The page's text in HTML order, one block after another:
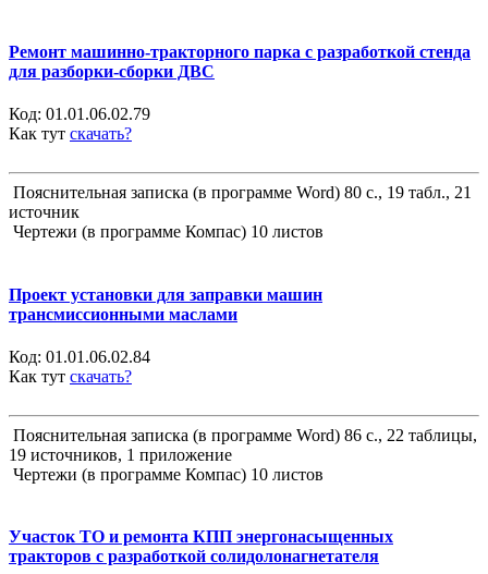
Ремонт машинно-тракторного парка с разработкой стенда
для разборки-сборки ДВС
Код: 01.01.06.02.79
Как тут скачать?
Пояснительная записка (в программе Word) 80 с., 19 табл., 21
источник
Чертежи (в программе Компас) 10 листов
Проект установки для заправки машин
трансмиссионными маслами
Код: 01.01.06.02.84
Как тут скачать?
Пояснительная записка (в программе Word) 86 с., 22 таблицы,
19 источников, 1 приложение
Чертежи (в программе Компас) 10 листов
Участок ТО и ремонта КПП энергонасыщенных
тракторов с разработкой солидолонагнетателя